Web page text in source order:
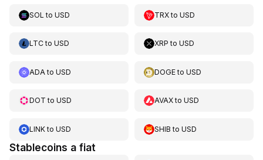
SOL to USD TRXtoUSD
LTCto USD XRP toUSD
ADA to USD DOGEtoUSD
DOT to USD AVAXtoUSD
LINKto USD SHIB toUSD
Stablecoins a fiat